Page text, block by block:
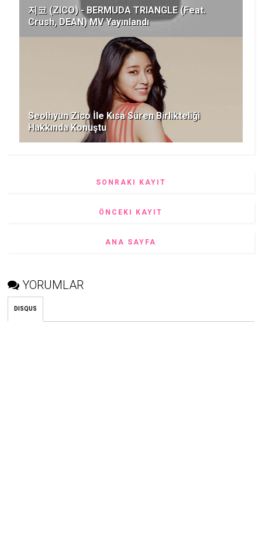
지코 (ZICO) - BERMUDA TRIANGLE (Feat.
Crush, DEAN) MV Yayınlandı
Seolhyun Zico İle Kısa Süren Birlikteliği
Hakkında Konuştu
SONRAKI KAYIT
ÖNCEKI KAYIT
ANA SAYFA
YORUMLAR
DISQUS